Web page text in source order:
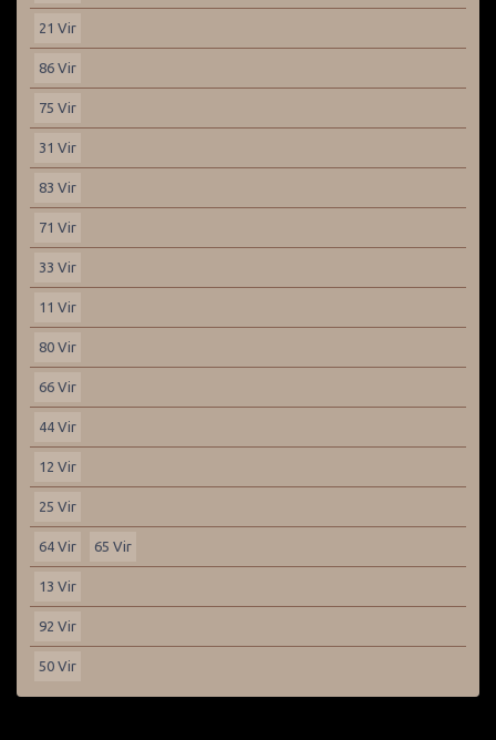
21 Vir
86 Vir
75 Vir
31 Vir
83 Vir
71 Vir
33 Vir
11 Vir
80 Vir
66 Vir
44 Vir
12 Vir
25 Vir
64 Vir 65 Vir
13 Vir
92 Vir
50 Vir